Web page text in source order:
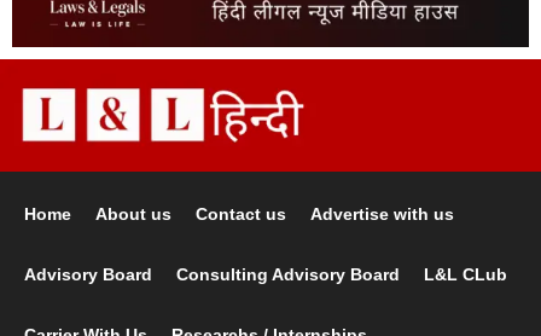
Home About us Contact us Advertise with us
Advisory Board Consulting Advisory Board L&L CLub